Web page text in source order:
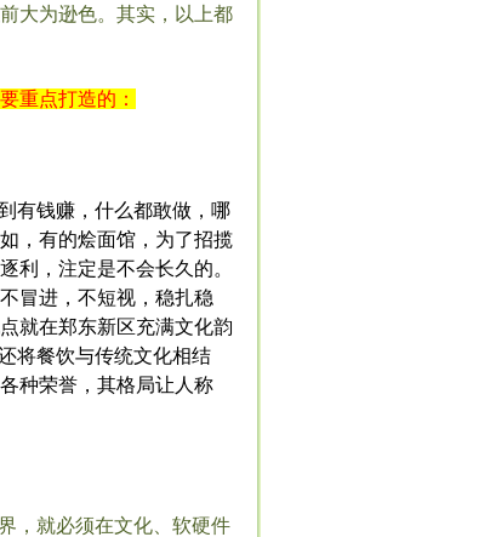
大为逊色。其实，以上都
重点打造的：
有钱赚，什么都敢做，哪
，有的烩面馆，为了招揽
利，注定是不会长久的。
冒进，不短视，稳扎稳
就在郑东新区充满文化韵
将餐饮与传统文化相结
种荣誉，其格局让人称
，就必须在文化、软硬件